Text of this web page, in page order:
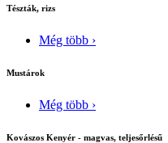
Tészták, rizs
Még több ›
Mustárok
Még több ›
Kovászos Kenyér - magvas, teljesőrlésű